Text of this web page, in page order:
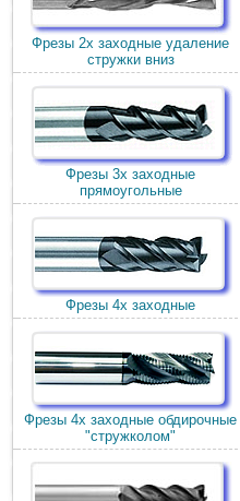
Фрезы 2х заходные удаление
стружки вниз
Фрезы 3х заходные
прямоугольные
Фрезы 4х заходные
Фрезы 4х заходные обдирочные
"стружколом"